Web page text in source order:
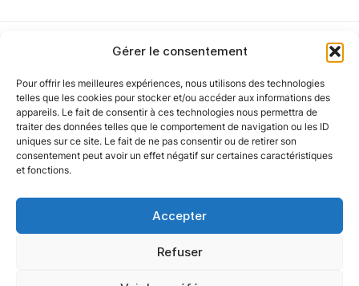
Gérer le consentement
Pour offrir les meilleures expériences, nous utilisons des technologies
telles que les cookies pour stocker et/ou accéder aux informations des
appareils. Le fait de consentir à ces technologies nous permettra de
traiter des données telles que le comportement de navigation ou les ID
uniques sur ce site. Le fait de ne pas consentir ou de retirer son
consentement peut avoir un effet négatif sur certaines caractéristiques
et fonctions.
Accepter
Refuser
vérifié par un auteur humain.
Notre politique
Nos agences
Nos autres marques
Nos réseaux